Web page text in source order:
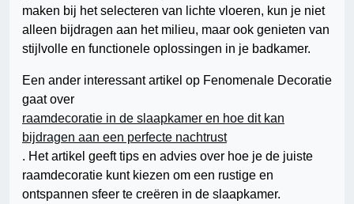
maken bij het selecteren van lichte vloeren, kun je niet
alleen bijdragen aan het milieu, maar ook genieten van
stijlvolle en functionele oplossingen in je badkamer.
Een ander interessant artikel op Fenomenale Decoratie
gaat over
raamdecoratie in de slaapkamer en hoe dit kan
bijdragen aan een perfecte nachtrust
. Het artikel geeft tips en advies over hoe je de juiste
raamdecoratie kunt kiezen om een rustige en
ontspannen sfeer te creëren in de slaapkamer.